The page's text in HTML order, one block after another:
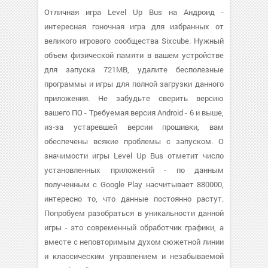
Отличная игра Level Up Bus на Андроид -
интересная гоночная игра для избранных от
великого игрового сообщества Sixcube. Нужный
объем физической памяти в вашем устройстве
для запуска 721MB, удалите бесполезные
программы и игры для полной загрузки данного
приложения. Не забудьте сверить версию
вашего ПО - Требуемая версия Android - 6 и выше,
из-за устаревшей версии прошивки, вам
обеспечены всякие проблемы с запуском. О
значимости игры Level Up Bus отметит число
установленных приложений - по данным
полученным с Google Play насчитывает 880000,
интересно то, что данные постоянно растут.
Попробуем разобраться в уникальности данной
игры - это современный обработчик графики, а
вместе с неповторимым духом сюжетной линии
и классическим управлением и незабываемой